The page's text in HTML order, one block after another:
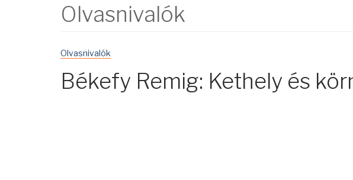
Olvasnivalók
Olvasnivalók
Békefy Remig: Kethely és